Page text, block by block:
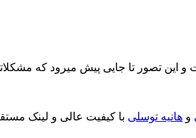
تصور تا جایی پیش میرود که
و هانیه توسلی با کیفیت عالی و لینک